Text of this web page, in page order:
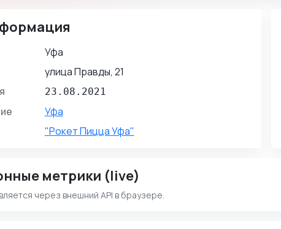
Уфа
улица Правды, 21
23.08.2021
Уфа
"Рокет Пицца Уфа"
метрики (live)
через внешний API в браузере.